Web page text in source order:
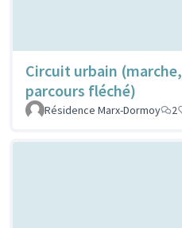
Circuit urbain (marche,
parcours fléché)
Résidence Marx-Dormoy
2